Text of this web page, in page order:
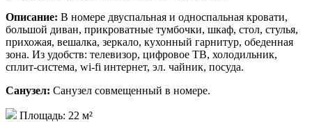
Описание: В номере двуспальная и односпальная кровати,
большой диван, прикроватные тумбочки, шкаф, стол, стулья,
прихожая, вешалка, зеркало, кухонный гарнитур, обеденная
зона. Из удобств: телевизор, цифровое ТВ, холодильник,
сплит-система, wi-fi интернет, эл. чайник, посуда.
Санузел: Санузел совмещенный в номере.
Площадь: 22 м²